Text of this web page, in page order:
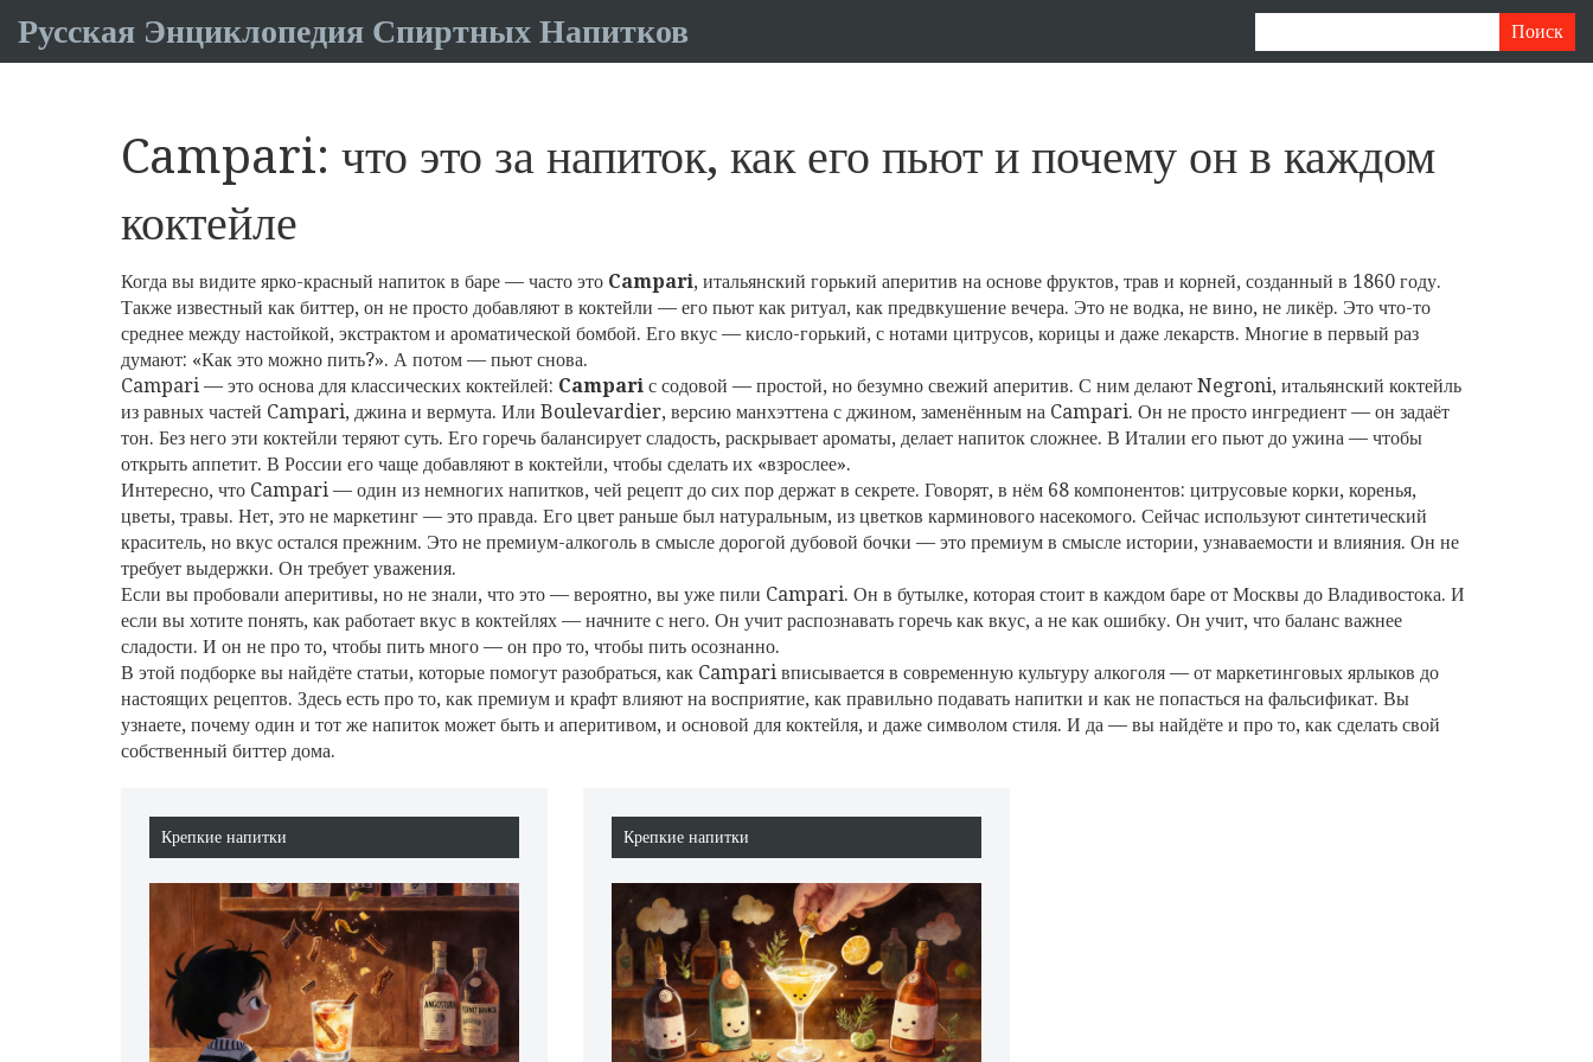
Русская Энциклопедия Спиртных Напитков
Campari: что это за напиток, как его пьют и почему он в каждом
коктейле
Когда вы видите ярко-красный напиток в баре — часто это Campari, итальянский горький аперитив на основе фруктов, трав и корней, созданный в 1860 году.
Также известный как биттер, он не просто добавляют в коктейли — его пьют как ритуал, как предвкушение вечера. Это не водка, не вино, не ликёр. Это что-то
среднее между настойкой, экстрактом и ароматической бомбой. Его вкус — кисло-горький, с нотами цитрусов, корицы и даже лекарств. Многие в первый раз
думают: «Как это можно пить?». А потом — пьют снова.
Campari — это основа для классических коктейлей: Campari с содовой — простой, но безумно свежий аперитив. С ним делают Negroni, итальянский коктейль
из равных частей Campari, джина и вермута. Или Boulevardier, версию манхэттена с джином, заменённым на Campari. Он не просто ингредиент — он задаёт
тон. Без него эти коктейли теряют суть. Его горечь балансирует сладость, раскрывает ароматы, делает напиток сложнее. В Италии его пьют до ужина — чтобы
открыть аппетит. В России его чаще добавляют в коктейли, чтобы сделать их «взрослее».
Интересно, что Campari — один из немногих напитков, чей рецепт до сих пор держат в секрете. Говорят, в нём 68 компонентов: цитрусовые корки, коренья,
цветы, травы. Нет, это не маркетинг — это правда. Его цвет раньше был натуральным, из цветков карминового насекомого. Сейчас используют синтетический
краситель, но вкус остался прежним. Это не премиум-алкоголь в смысле дорогой дубовой бочки — это премиум в смысле истории, узнаваемости и влияния. Он не
требует выдержки. Он требует уважения.
Если вы пробовали аперитивы, но не знали, что это — вероятно, вы уже пили Campari. Он в бутылке, которая стоит в каждом баре от Москвы до Владивостока. И
если вы хотите понять, как работает вкус в коктейлях — начните с него. Он учит распознавать горечь как вкус, а не как ошибку. Он учит, что баланс важнее
сладости. И он не про то, чтобы пить много — он про то, чтобы пить осознанно.
В этой подборке вы найдёте статьи, которые помогут разобраться, как Campari вписывается в современную культуру алкоголя — от маркетинговых ярлыков до
настоящих рецептов. Здесь есть про то, как премиум и крафт влияют на восприятие, как правильно подавать напитки и как не попасться на фальсификат. Вы
узнаете, почему один и тот же напиток может быть и аперитивом, и основой для коктейля, и даже символом стиля. И да — вы найдёте и про то, как сделать свой
собственный биттер дома.
Крепкие напитки Крепкие напитки